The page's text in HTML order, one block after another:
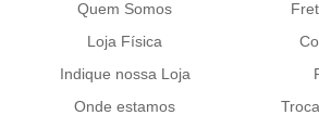
Quem Somos
Loja Física
Indique nossa Loja
Onde estamos